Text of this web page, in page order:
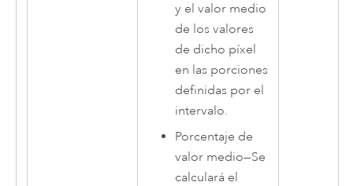
y el valor medio
de los valores
de dicho píxel
en las porciones
definidas por el
intervalo.
Porcentaje de
valor medio—Se
calculará el